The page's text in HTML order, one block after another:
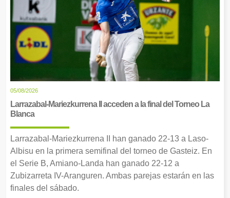
05/08/2026
Larrazabal-Mariezkurrena II acceden a la final del Torneo La
Blanca
Larrazabal-Mariezkurrena II han ganado 22-13 a Laso-
Albisu en la primera semifinal del torneo de Gasteiz. En
el Serie B, Amiano-Landa han ganado 22-12 a
Zubizarreta IV-Aranguren. Ambas parejas estarán en las
finales del sábado.